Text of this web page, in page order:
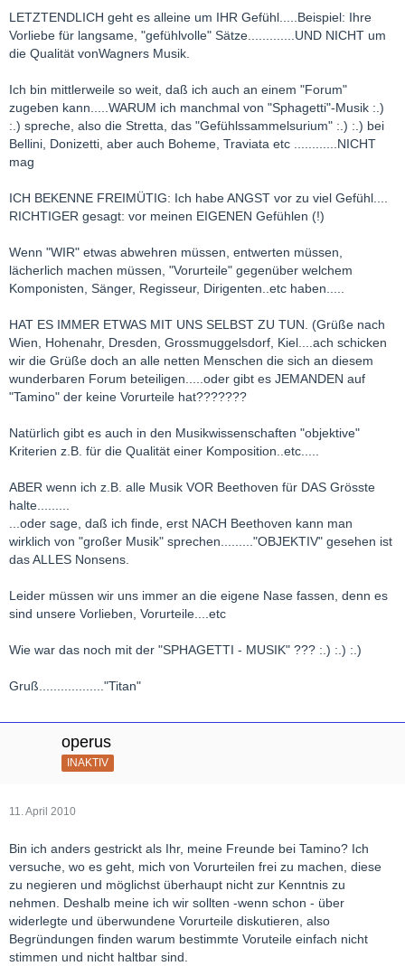
LETZTENDLICH geht es alleine um IHR Gefühl.....Beispiel: Ihre
Vorliebe für langsame, "gefühlvolle" Sätze.............UND NICHT um
die Qualität vonWagners Musik.
Ich bin mittlerweile so weit, daß ich auch an einem "Forum"
zugeben kann.....WARUM ich manchmal von "Sphagetti"-Musik :.)
:.) spreche, also die Stretta, das "Gefühlssammelsurium" :.) :.) bei
Bellini, Donizetti, aber auch Boheme, Traviata etc ............NICHT
mag
ICH BEKENNE FREIMÜTIG: Ich habe ANGST vor zu viel Gefühl....
RICHTIGER gesagt: vor meinen EIGENEN Gefühlen (!)
Wenn "WIR" etwas abwehren müssen, entwerten müssen,
lächerlich machen müssen, "Vorurteile" gegenüber welchem
Komponisten, Sänger, Regisseur, Dirigenten..etc haben.....
HAT ES IMMER ETWAS MIT UNS SELBST ZU TUN. (Grüße nach
Wien, Hohenahr, Dresden, Grossmuggelsdorf, Kiel....ach schicken
wir die Grüße doch an alle netten Menschen die sich an diesem
wunderbaren Forum beteiligen.....oder gibt es JEMANDEN auf
"Tamino" der keine Vorurteile hat???????
Natürlich gibt es auch in den Musikwissenschaften "objektive"
Kriterien z.B. für die Qualität einer Komposition..etc.....
ABER wenn ich z.B. alle Musik VOR Beethoven für DAS Grösste
halte.........
...oder sage, daß ich finde, erst NACH Beethoven kann man
wirklich von "großer Musik" sprechen........."OBJEKTIV" gesehen ist
das ALLES Nonsens.
Leider müssen wir uns immer an die eigene Nase fassen, denn es
sind unsere Vorlieben, Vorurteile....etc
Wie war das noch mit der "SPHAGETTI - MUSIK" ??? :.) :.) :.)
Gruß.................."Titan"
operus
INAKTIV
11. April 2010
Bin ich anders gestrickt als Ihr, meine Freunde bei Tamino? Ich
versuche, wo es geht, mich von Vorurteilen frei zu machen, diese
zu negieren und möglichst überhaupt nicht zur Kenntnis zu
nehmen. Deshalb meine ich wir sollten -wenn schon - über
widerlegte und überwundene Vorurteile diskutieren, also
Begründungen finden warum bestimmte Voruteile einfach nicht
stimmen und nicht haltbar sind.